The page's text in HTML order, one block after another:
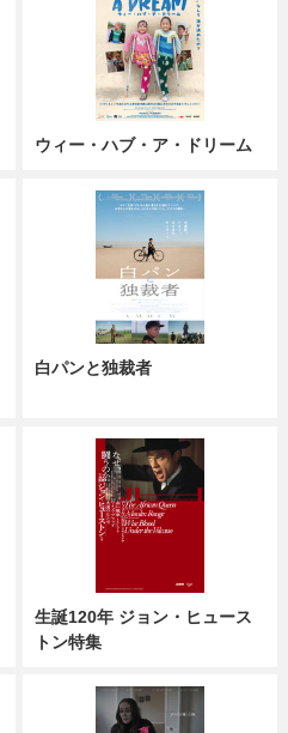
ウィー・ハブ・ア・ドリーム
白パンと独裁者
生誕120年 ジョン・ヒュース
トン特集